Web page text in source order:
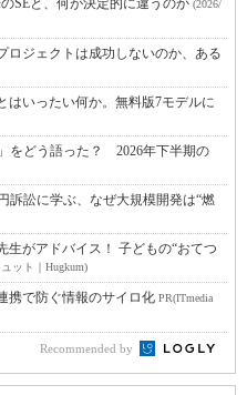
SEと、何が決定的に違うのか (2026/
ロジェクトは成功しないのか、ある
はいったい何か。無料版7モデルに
をどう語った？ 2026年下半期の
訴訟に学ぶ、なぜ大規模開発は“燃
生がアドバイス！ 子どもの“おてつ
ット｜Hugkum)
で防ぐ情報のサイロ化 PR(ITmedia
Recommended by